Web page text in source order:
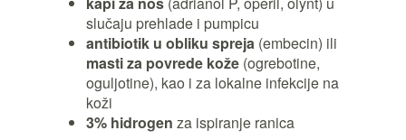
slučaju prehlade i pumpicu
antibiotik u obliku spreja (embecin) ili
masti za povrede kože (ogrebotine,
oguljotine), kao i za lokalne infekcije na
koži
3% hidrogen za ispiranje ranica